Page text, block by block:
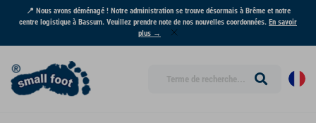
📍 Nous avons déménagé ! Notre administration se trouve désormais à Brême et notre
centre logistique à Bassum. Veuillez prendre note de nos nouvelles coordonnées. En savoir
plus →